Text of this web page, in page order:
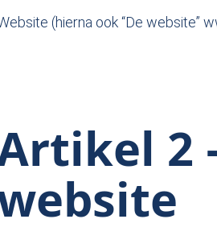
(hierna ook “De website”
2